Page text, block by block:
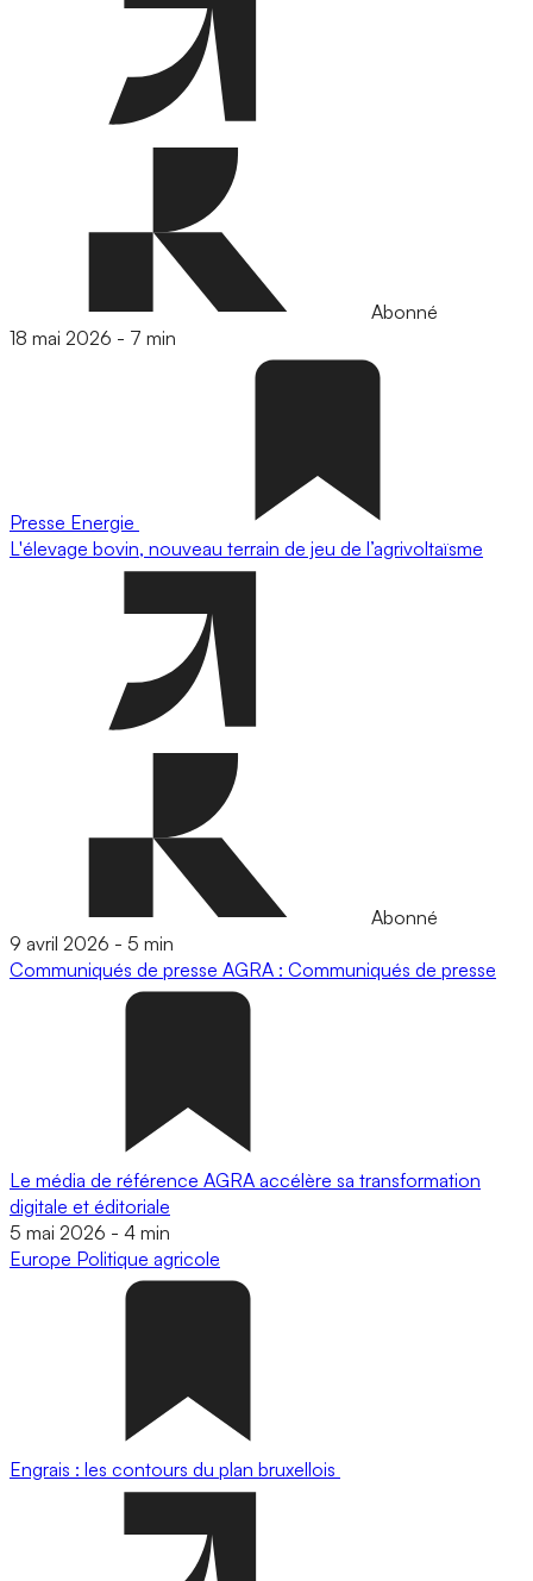
Abonné
18 mai 2026 - 7 min
Presse Energie
L'élevage bovin, nouveau terrain de jeu de l’agrivoltaïsme
Abonné
9 avril 2026 - 5 min
Communiqués de presse AGRA : Communiqués de presse
Le média de référence AGRA accélère sa transformation
digitale et éditoriale
5 mai 2026 - 4 min
Europe Politique agricole
Engrais : les contours du plan bruxellois